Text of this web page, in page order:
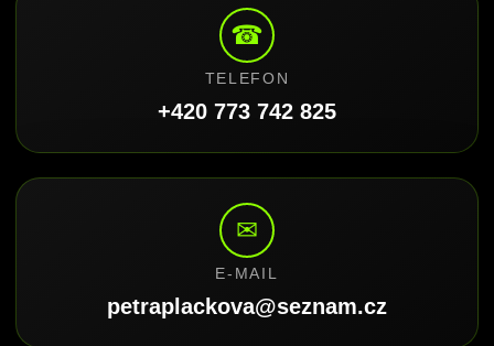
☎
TELEFON
+420 773 742 825
✉
E-MAIL
petraplackova@seznam.cz